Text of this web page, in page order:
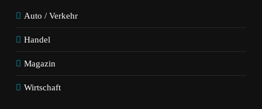
Auto / Verkehr
Handel
Magazin
Wirtschaft